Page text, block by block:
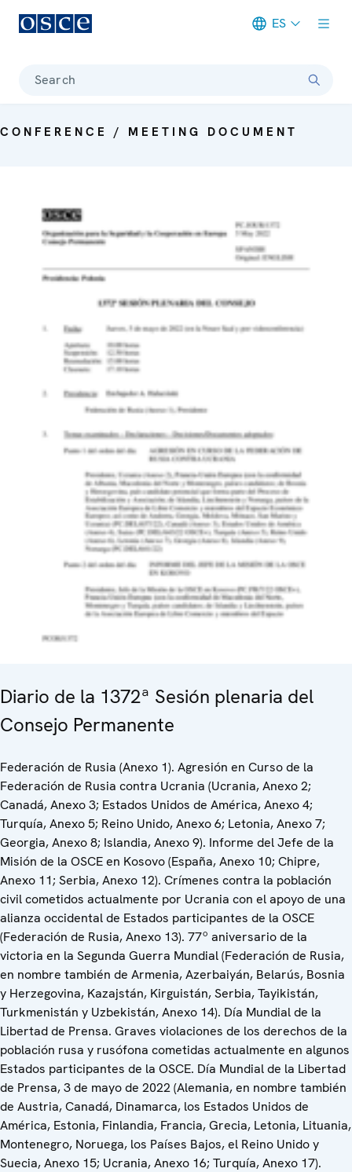
ES
Search
CONFERENCE / MEETING DOCUMENT
Diario de la 1372ª Sesión plenaria del
Consejo Permanente
Federación de Rusia (Anexo 1). Agresión en Curso de la
Federación de Rusia contra Ucrania (Ucrania, Anexo 2;
Canadá, Anexo 3; Estados Unidos de América, Anexo 4;
Turquía, Anexo 5; Reino Unido, Anexo 6; Letonia, Anexo 7;
Georgia, Anexo 8; Islandia, Anexo 9). Informe del Jefe de la
Misión de la OSCE en Kosovo (España, Anexo 10; Chipre,
Anexo 11; Serbia, Anexo 12). Crímenes contra la población
civil cometidos actualmente por Ucrania con el apoyo de una
alianza occidental de Estados participantes de la OSCE
(Federación de Rusia, Anexo 13). 77º aniversario de la
victoria en la Segunda Guerra Mundial (Federación de Rusia,
en nombre también de Armenia, Azerbaiyán, Belarús, Bosnia
y Herzegovina, Kazajstán, Kirguistán, Serbia, Tayikistán,
Turkmenistán y Uzbekistán, Anexo 14). Día Mundial de la
Libertad de Prensa. Graves violaciones de los derechos de la
población rusa y rusófona cometidas actualmente en algunos
Estados participantes de la OSCE. Día Mundial de la Libertad
de Prensa, 3 de mayo de 2022 (Alemania, en nombre también
de Austria, Canadá, Dinamarca, los Estados Unidos de
América, Estonia, Finlandia, Francia, Grecia, Letonia, Lituania,
Montenegro, Noruega, los Países Bajos, el Reino Unido y
Suecia, Anexo 15; Ucrania, Anexo 16; Turquía, Anexo 17).